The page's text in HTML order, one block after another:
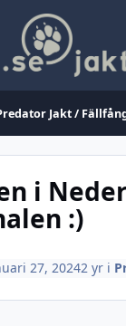
Jakt /
i
:)
27, 20242 yri